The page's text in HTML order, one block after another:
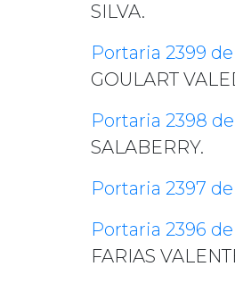
SILVA.
Portaria 2399
GOULART
Portaria 2398
SALABERRY.
Portaria 2397
Portaria 2396
FARIAS